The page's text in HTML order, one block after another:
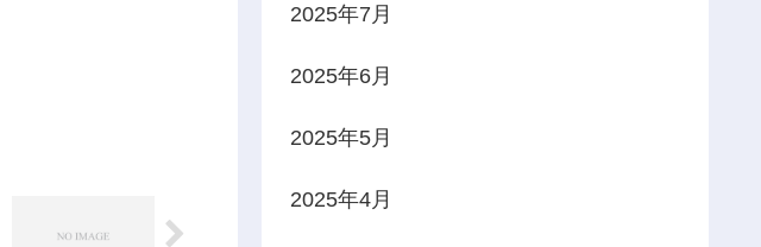
2025年7月
2025年6月
2025年5月
2025年4月